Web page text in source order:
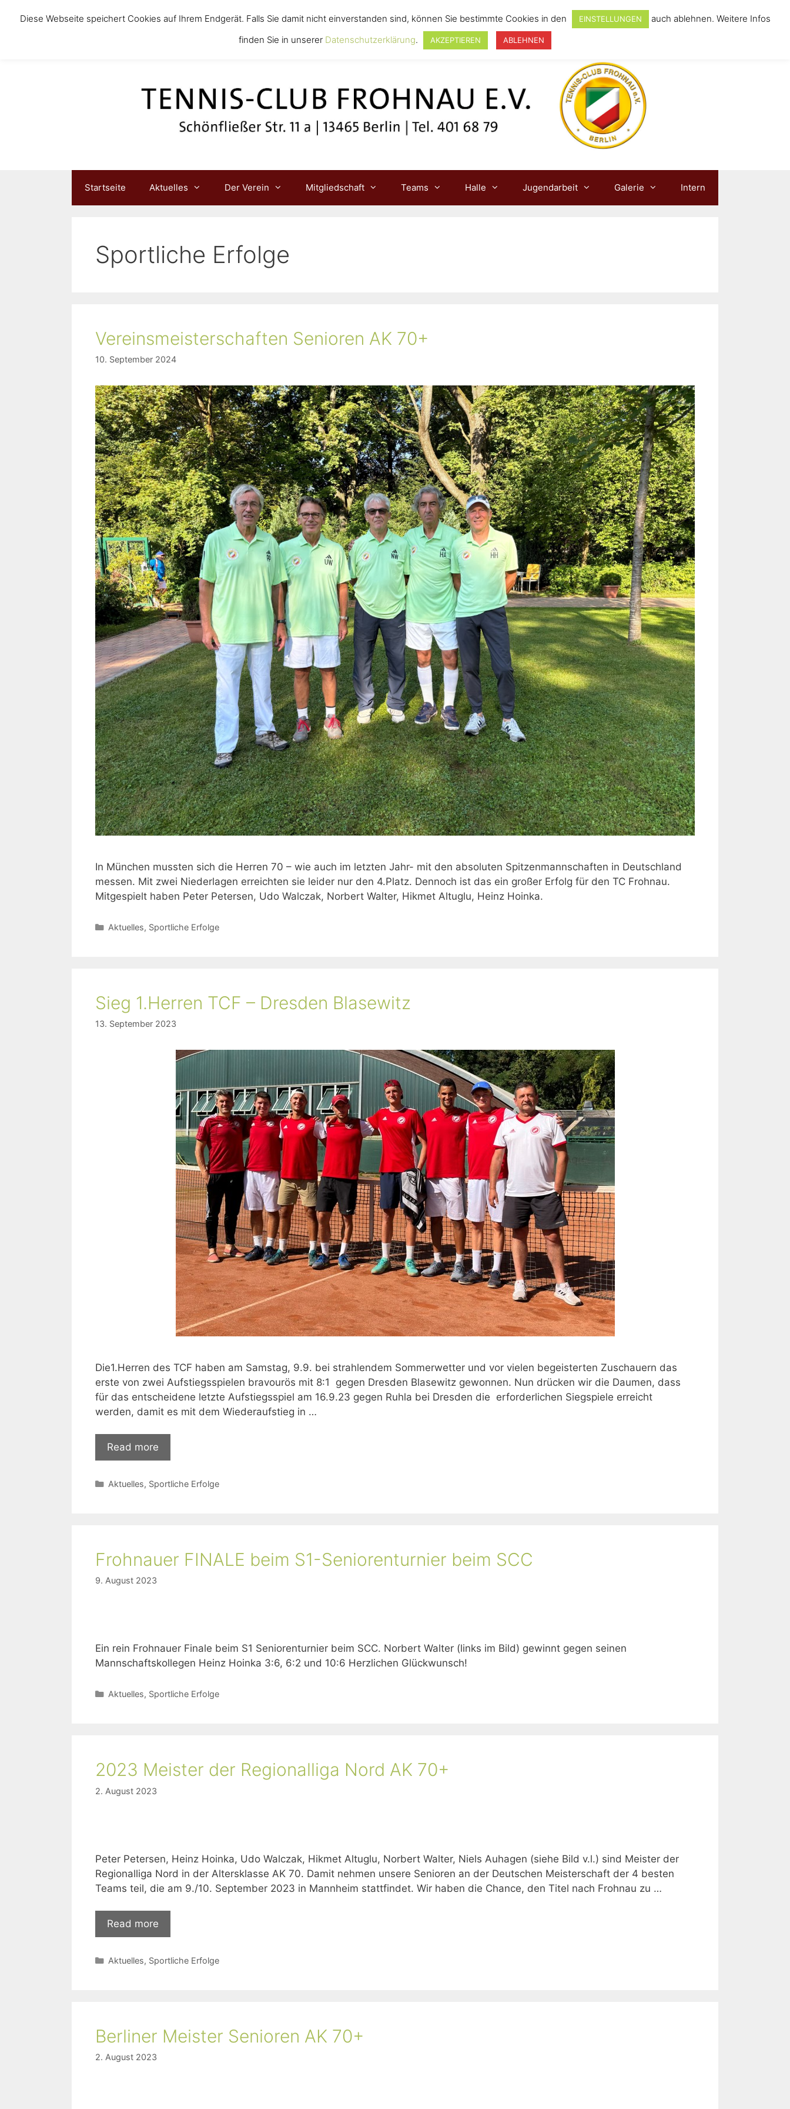
Startseite Aktuelles Der Verein Mitgliedschaft Teams Halle Jugendarbeit Galerie Intern
Sportliche Erfolge
Vereinsmeisterschaften Senioren AK 70+
10. September 2024
In München mussten sich die Herren 70 – wie auch im letzten Jahr- mit den absoluten Spitzenmannschaften in Deutschland
messen. Mit zwei Niederlagen erreichten sie leider nur den 4.Platz. Dennoch ist das ein großer Erfolg für den TC Frohnau.
Mitgespielt haben Peter Petersen, Udo Walczak, Norbert Walter, Hikmet Altuglu, Heinz Hoinka.
Aktuelles, Sportliche Erfolge
Sieg 1.Herren TCF – Dresden Blasewitz
13. September 2023
Die1.Herren des TCF haben am Samstag, 9.9. bei strahlendem Sommerwetter und vor vielen begeisterten Zuschauern das
erste von zwei Aufstiegsspielen bravourös mit 8:1 gegen Dresden Blasewitz gewonnen. Nun drücken wir die Daumen, dass
für das entscheidene letzte Aufstiegsspiel am 16.9.23 gegen Ruhla bei Dresden die erforderlichen Siegspiele erreicht
werden, damit es mit dem Wiederaufstieg in …
Read more
Aktuelles, Sportliche Erfolge
Frohnauer FINALE beim S1-Seniorenturnier beim SCC
9. August 2023
Ein rein Frohnauer Finale beim S1 Seniorenturnier beim SCC. Norbert Walter (links im Bild) gewinnt gegen seinen
Mannschaftskollegen Heinz Hoinka 3:6, 6:2 und 10:6 Herzlichen Glückwunsch!
Aktuelles, Sportliche Erfolge
2023 Meister der Regionalliga Nord AK 70+
2. August 2023
Peter Petersen, Heinz Hoinka, Udo Walczak, Hikmet Altuglu, Norbert Walter, Niels Auhagen (siehe Bild v.l.) sind Meister der
Regionalliga Nord in der Altersklasse AK 70. Damit nehmen unsere Senioren an der Deutschen Meisterschaft der 4 besten
Teams teil, die am 9./10. September 2023 in Mannheim stattfindet. Wir haben die Chance, den Titel nach Frohnau zu …
Read more
Aktuelles, Sportliche Erfolge
Berliner Meister Senioren AK 70+
2. August 2023
Diese Webseite speichert Cookies auf Ihrem Endgerät. Falls Sie damit nicht einverstanden sind, können Sie bestimmte Cookies in den EINSTELLUNGEN
auch ablehnen. Weitere Infos
finden Sie in unserer Datenschutzerklärung. AKZEPTIEREN ABLEHNEN